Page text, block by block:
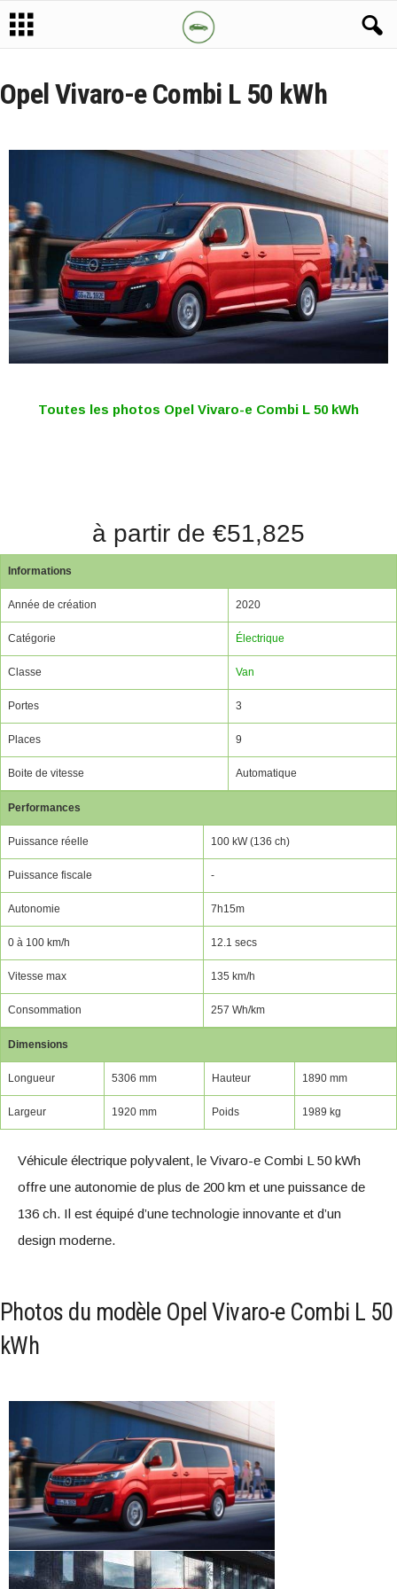
Opel Vivaro-e Combi L 50 kWh
Toutes les photos Opel Vivaro-e Combi L 50 kWh
à partir de €51,825
Informations
Année de création 2020
Catégorie Électrique
Classe Van
Portes 3
Places 9
Boite de vitesse Automatique
Performances
Puissance réelle 100 kW (136 ch)
Puissance fiscale -
Autonomie 7h15m
0 à 100 km/h 12.1 secs
Vitesse max 135 km/h
Consommation 257 Wh/km
Dimensions
Longueur 5306 mm Hauteur 1890 mm
Largeur 1920 mm Poids 1989 kg
Véhicule électrique polyvalent, le Vivaro-e Combi L 50 kWh
offre une autonomie de plus de 200 km et une puissance de
136 ch. Il est équipé d’une technologie innovante et d’un
design moderne.
Photos du modèle Opel Vivaro-e Combi L 50
kWh